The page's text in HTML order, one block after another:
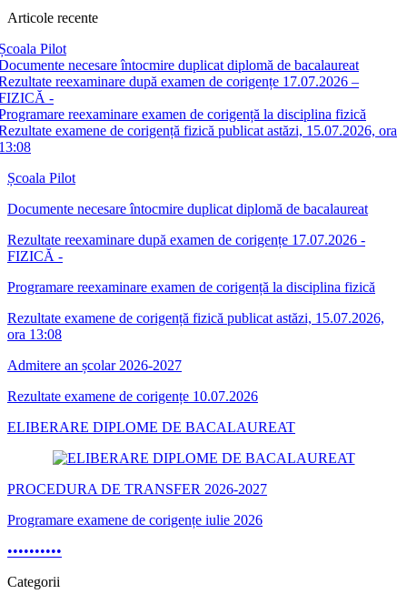
Articole recente
Pilot
necesare întocmire duplicat diplomă de bacalaureat
reexaminare după examen de corigențe 17.07.2026 –
-
reexaminare examen de corigență la disciplina fizică
examene de corigență fizică publicat astăzi, 15.07.2026, ora
Școala Pilot
Documente necesare întocmire duplicat diplomă de bacalaureat
Rezultate reexaminare după examen de corigențe 17.07.2026 -
FIZICĂ -
Programare reexaminare examen de corigență la disciplina fizică
Rezultate examene de corigență fizică publicat astăzi, 15.07.2026,
ora 13:08
Admitere an școlar 2026-2027
Rezultate examene de corigențe 10.07.2026
ELIBERARE DIPLOME DE BACALAUREAT
PROCEDURA DE TRANSFER 2026-2027
Programare examene de corigențe iulie 2026
••••••••••
Categorii